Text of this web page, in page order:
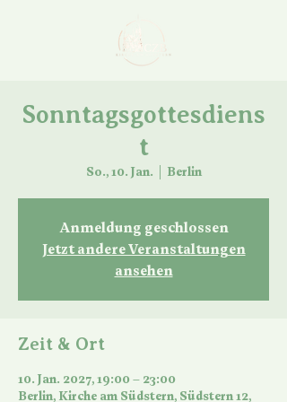
Sonntagsgottesdiens
t
So., 10. Jan. Berlin
Anmeldung geschlossen
Jetzt andere Veranstaltungen
ansehen
Zeit & Ort
10. Jan. 2027, 19:00 – 23:00
Berlin, Kirche am Südstern, Südstern 12,